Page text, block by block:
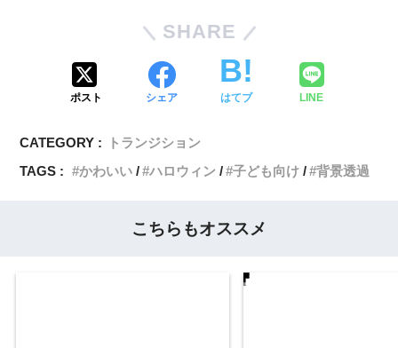
SHARE
ポスト シェア はてブ LINE
CATEGORY :
トランジション
TAGS :
かわいい ハロウィン 子ども向け 背景透過
こちらもオススメ